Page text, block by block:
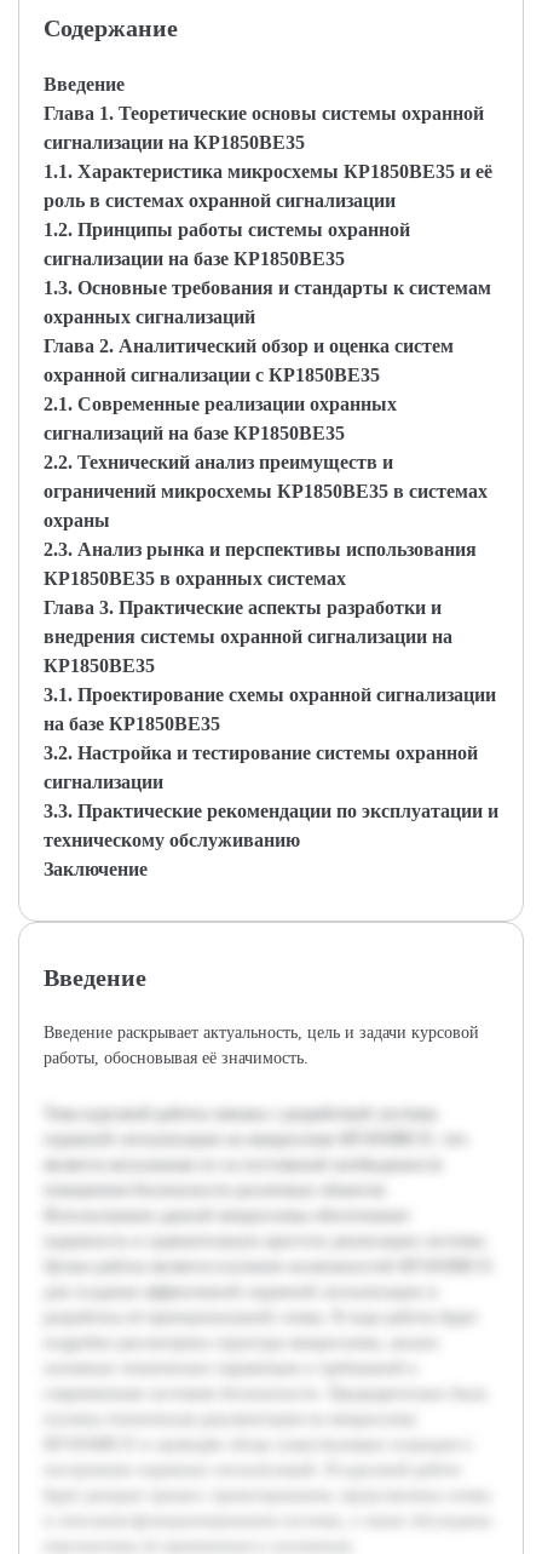
Содержание
Введение
Глава 1. Теоретические основы системы охранной
сигнализации на КР1850ВЕ35
1.1. Характеристика микросхемы КР1850ВЕ35 и её
роль в системах охранной сигнализации
1.2. Принципы работы системы охранной
сигнализации на базе КР1850ВЕ35
1.3. Основные требования и стандарты к системам
охранных сигнализаций
Глава 2. Аналитический обзор и оценка систем
охранной сигнализации с КР1850ВЕ35
2.1. Современные реализации охранных
сигнализаций на базе КР1850ВЕ35
2.2. Технический анализ преимуществ и
ограничений микросхемы КР1850ВЕ35 в системах
охраны
2.3. Анализ рынка и перспективы использования
КР1850ВЕ35 в охранных системах
Глава 3. Практические аспекты разработки и
внедрения системы охранной сигнализации на
КР1850ВЕ35
3.1. Проектирование схемы охранной сигнализации
на базе КР1850ВЕ35
3.2. Настройка и тестирование системы охранной
сигнализации
3.3. Практические рекомендации по эксплуатации и
техническому обслуживанию
Заключение
Введение
Введение раскрывает актуальность, цель и задачи курсовой
работы, обосновывая её значимость.